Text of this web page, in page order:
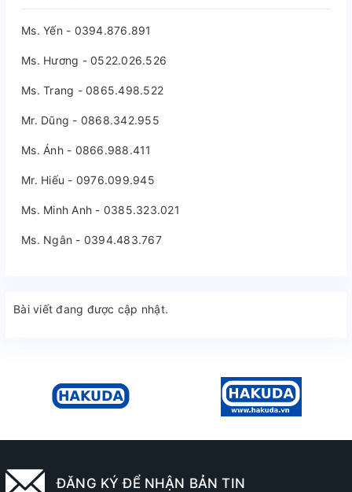
Ms. Yến - 0394.876.891
Ms. Hương - 0522.026.526
Ms. Trang - 0865.498.522
Mr. Dũng - 0868.342.955
Ms. Ánh - 0866.988.411
Mr. Hiếu - 0976.099.945
Ms. Minh Anh - 0385.323.021
Ms. Ngân - 0394.483.767
Bài viết đang được cập nhật.
ĐĂNG KÝ ĐỂ NHẬN BẢN TIN